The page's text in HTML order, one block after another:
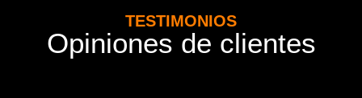
TESTIMONIOS
Opiniones de clientes